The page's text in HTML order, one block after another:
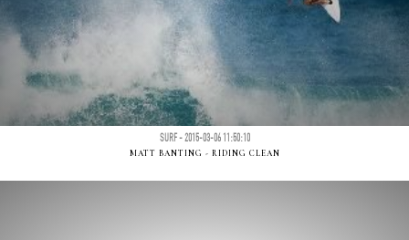
SURF - 2015-03-06 11:50:10
MATT BANTING - RIDING CLEAN